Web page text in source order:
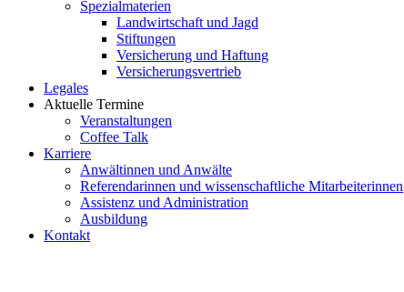
Spezialmaterien
Landwirtschaft und Jagd
Stiftungen
Versicherung und Haftung
Versicherungsvertrieb
Legales
Aktuelle Termine
Veranstaltungen
Coffee Talk
Karriere
Anwältinnen und Anwälte
Referendarinnen und wissenschaftliche Mitarbeiterinnen
Assistenz und Administration
Ausbildung
Kontakt